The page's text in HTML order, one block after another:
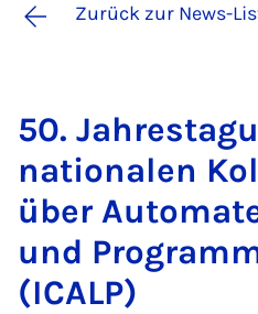
Zurück zur News-
50.
na­ti­o­na­len
über
und
(ICALP)